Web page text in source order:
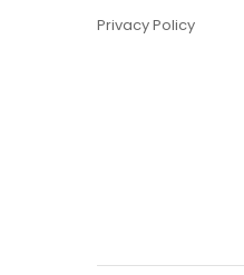
Privacy Policy